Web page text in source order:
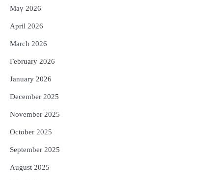
4
5
May 2026
April 2026
March 2026
February 2026
January 2026
December 2025
November 2025
October 2025
September 2025
August 2025